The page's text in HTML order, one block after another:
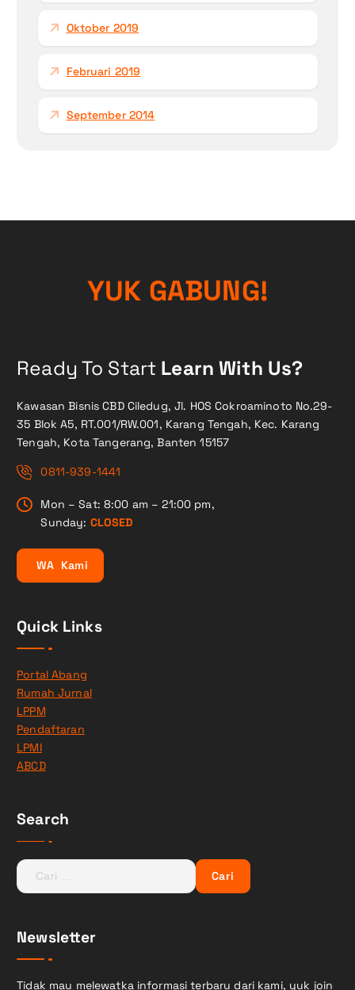
Oktober 2019
Februari 2019
September 2014
YUK GABUNG!
Ready To Start Learn With Us?
Kawasan Bisnis CBD Ciledug, Jl. HOS Cokroaminoto No.29-
35 Blok A5, RT.001/RW.001, Karang Tengah, Kec. Karang
Tengah, Kota Tangerang, Banten 15157
0811-939-1441
Mon – Sat: 8:00 am – 21:00 pm,
Sunday: CLOSED
WA Kami
Quick Links
Portal Abang
Rumah Jurnal
LPPM
Pendaftaran
LPMI
ABCD
Search
C
a
u
n
Newsletter
Tidak mau melewatka informasi terbaru dari kami, yuk join